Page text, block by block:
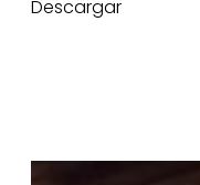
Descargar